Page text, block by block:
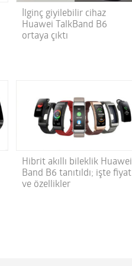
İlginç giyilebilir cihaz
Huawei TalkBand B6
ortaya çıktı
Hibrit akıllı bileklik Huawei
Band B6 tanıtıldı; işte fiyat
ve özellikler